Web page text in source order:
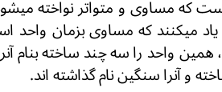
مساوی و متواتر نواخته میشود
یاد میکنند که مساوی بزمان
واحد را سه چند ساخته بنام
ساخته و آنرا سنگین